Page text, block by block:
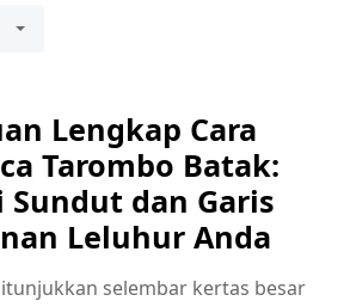
Lengkap Cara
Tarombo Batak:
Sundut dan Garis
Leluhur Anda
selembar kertas besar